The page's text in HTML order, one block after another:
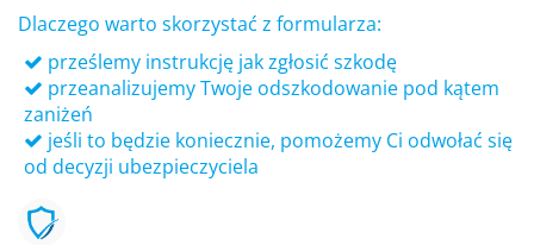
Dlaczego warto skorzystać z formularza:
prześlemy instrukcję jak zgłosić szkodę
przeanalizujemy Twoje odszkodowanie pod kątem
zaniżeń
jeśli to będzie koniecznie, pomożemy Ci odwołać się
od decyzji ubezpieczyciela